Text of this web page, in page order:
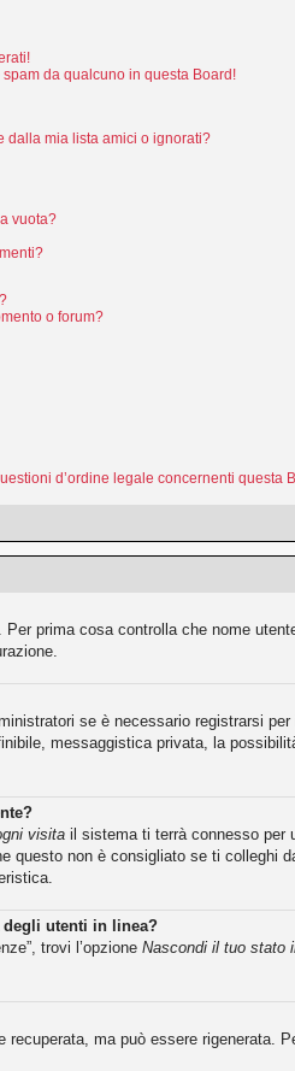
da qualcuno in questa Board!
dalla mia lista amici o ignorati?
vuota?
o forum?
d’ordine legale concernenti questa
prima cosa controlla che nome
se è necessario registrarsi
messaggistica privata, la
visita il sistema ti terrà connesso per
questo non è consigliato se ti
degli utenti in linea?
trovi l’opzioneNascondi il tuo stato
recuperata, ma può essere